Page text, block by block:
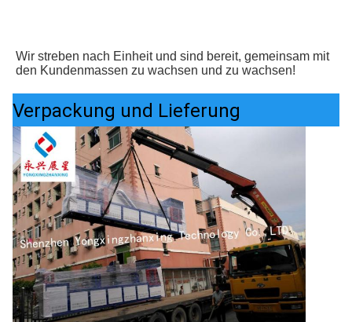
Wir streben nach Einheit und sind bereit, gemeinsam mit
den Kundenmassen zu wachsen und zu wachsen!
Verpackung und Lieferung